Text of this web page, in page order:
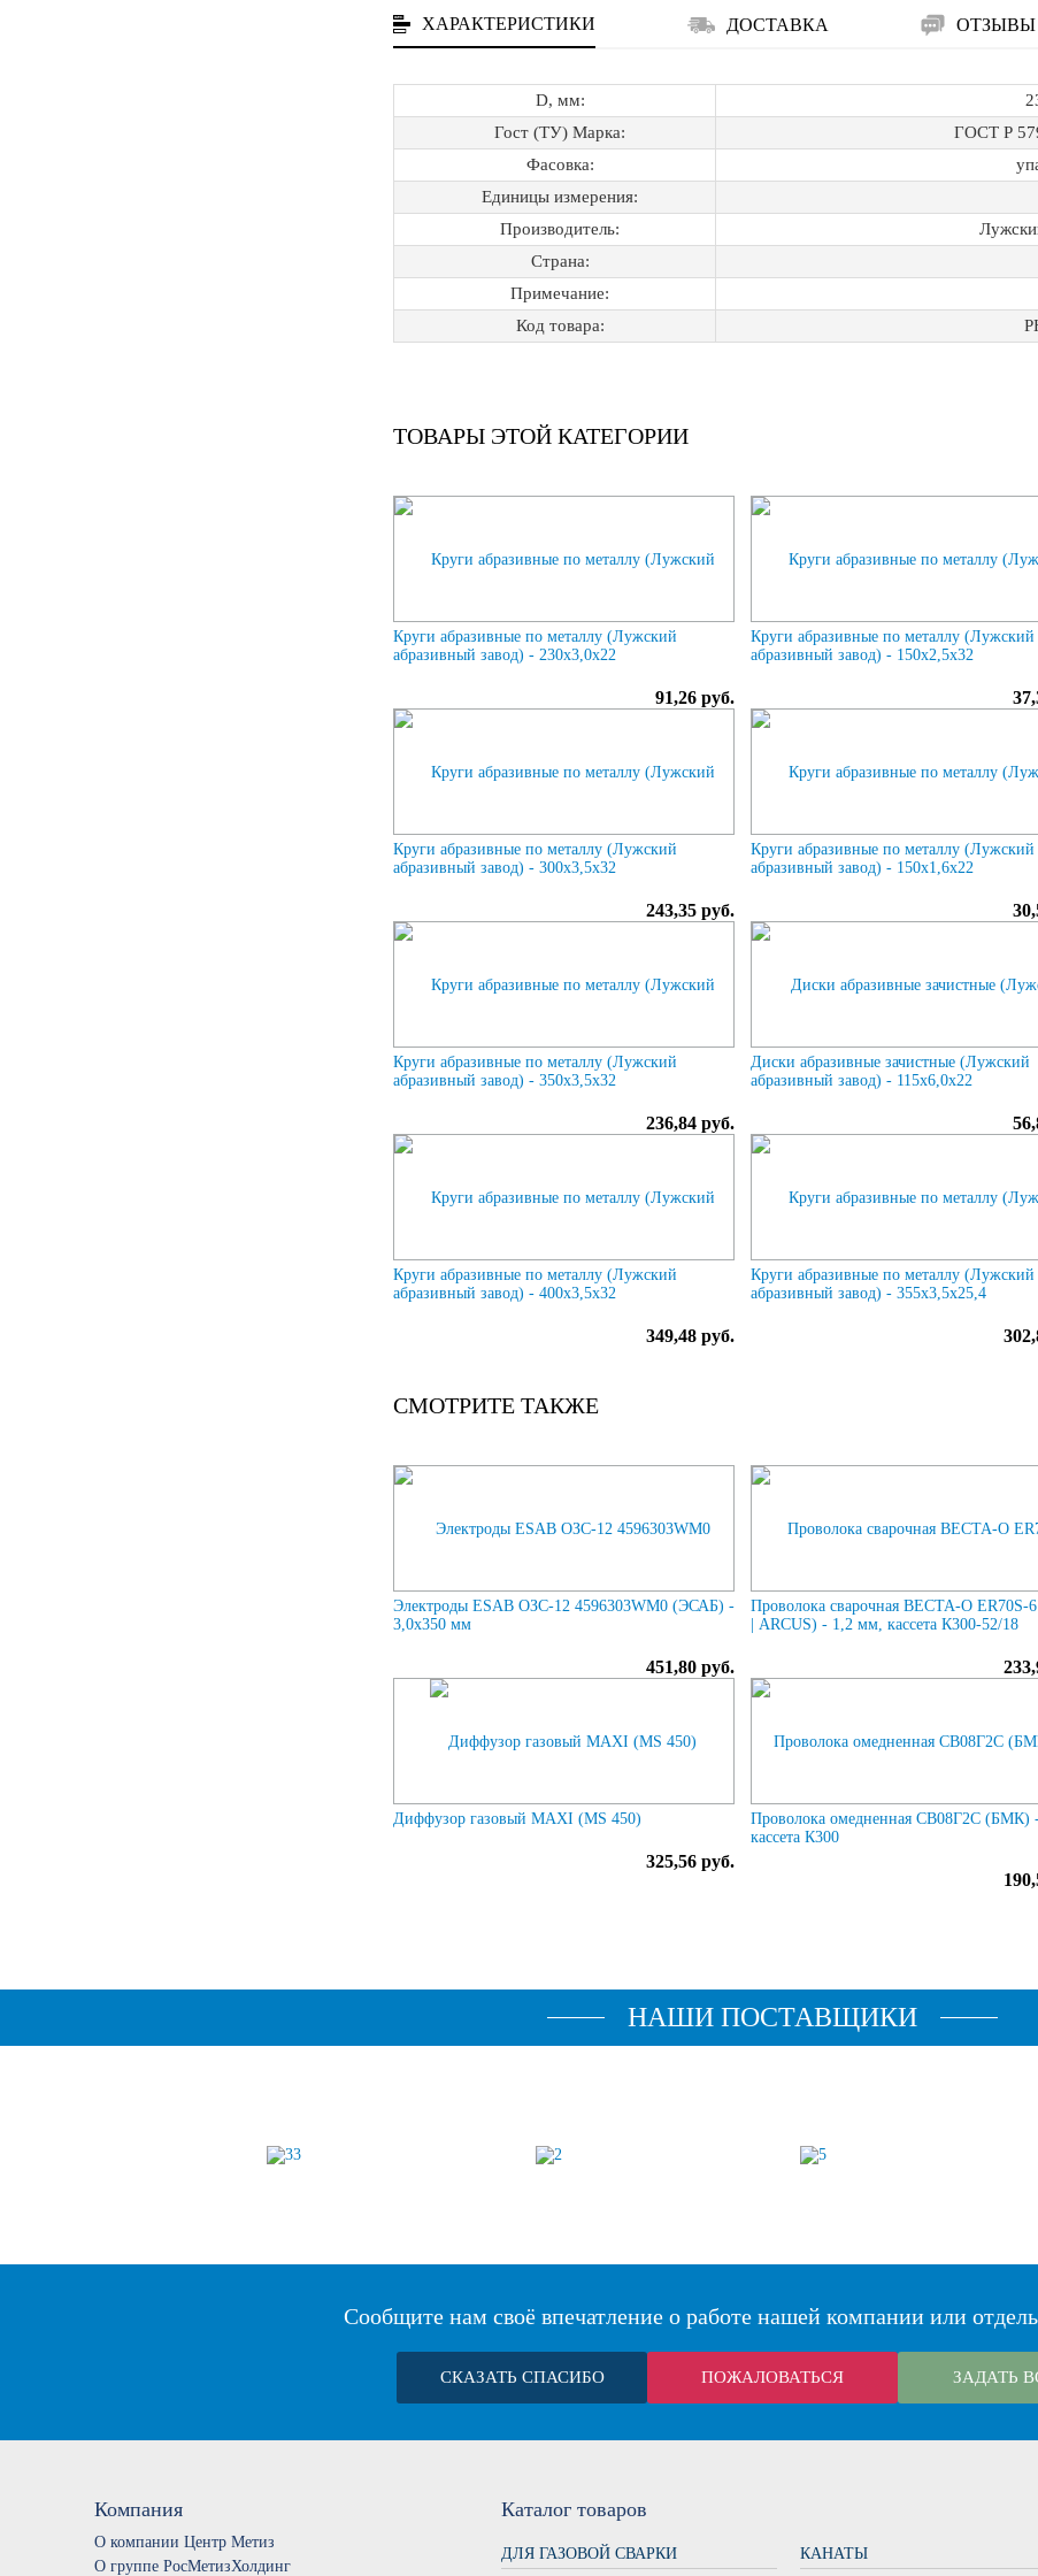
ХАРАКТЕРИСТИКИ ДОСТАВКА ОТЗЫВЫ
D, мм:
Гост (ТУ) Марка:
ГОСТ Р
Фасовка:
Единицы измерения:
Производитель:
Страна:
Примечание:
Код товара:
ТОВАРЫ ЭТОЙ КАТЕГОРИИ
Круги абразивные по металлу (Лужский
абразивный завод) - 230х3,0х22
91,26 руб.
Круги абразивные по металлу (Лужский
абразивный завод) - 150х2,5х32
Круги абразивные по металлу (Лужский
абразивный завод) - 300х3,5х32
243,35 руб.
Круги абразивные по металлу (Лужский
абразивный завод) - 150х1,6х22
Круги абразивные по металлу (Лужский
абразивный завод) - 350х3,5х32
236,84 руб.
Диски абразивные зачистные (Лужский
абразивный завод) - 115х6,0х22
Круги абразивные по металлу (Лужский
абразивный завод) - 400х3,5х32
349,48 руб.
Круги абразивные по металлу (Лужский
абразивный завод) - 355х3,5х25,4
СМОТРИТЕ ТАКЖЕ
Электроды ESAB ОЗС-12 4596303WM0 (ЭСАБ) -
3,0х350 мм
451,80 руб.
Проволока сварочная ВЕСТА-О
| ARCUS) - 1,2 мм, кассета К300-52/18
Диффузор газовый MAXI (MS 450)
325,56 руб.
Проволока омедненная СВ08Г2С (БМК)
кассета К300
НАШИ ПОСТАВЩИКИ
Сообщите нам своё впечатление о работе нашей компании или
СКАЗАТЬ СПАСИБО ПОЖАЛОВАТЬСЯ ЗАДАТЬ
Компания
О компании Центр Метиз
О группе РосМетизХолдинг
Каталог товаров
ДЛЯ ГАЗОВОЙ СВАРКИ КАНАТЫ